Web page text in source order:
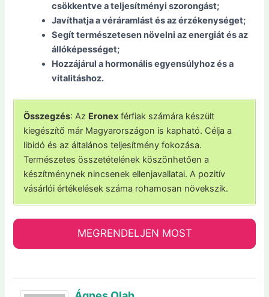
csökkentve a teljesítményi szorongást;
Javíthatja a véráramlást és az érzékenységet;
Segít természetesen növelni az energiát és az
állóképességet;
Hozzájárul a hormonális egyensúlyhoz és a
vitalitáshoz.
Összegzés: Az Eronex férfiak számára készült
kiegészítő már Magyarországon is kapható. Célja a
libidó és az általános teljesítmény fokozása.
Természetes összetételének köszönhetően a
készítménynek nincsenek ellenjavallatai. A pozitív
vásárlói értékelések száma rohamosan növekszik.
MEGRENDELJEN MOST